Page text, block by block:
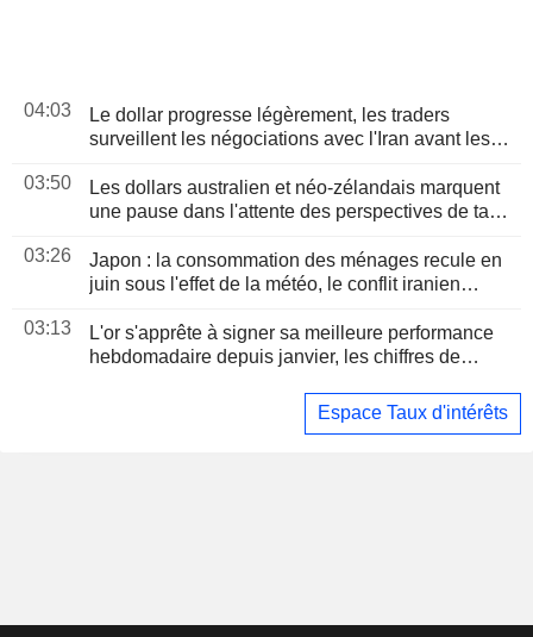
04:03
Le dollar progresse légèrement, les traders
surveillent les négociations avec l'Iran avant les
03:50
Les dollars australien et néo-zélandais marquent
une pause dans l'attente des perspectives de taux
03:26
Japon : la consommation des ménages recule en
juin sous l'effet de la météo, le conflit iranien
03:13
L'or s'apprête à signer sa meilleure performance
hebdomadaire depuis janvier, les chiffres de
Espace Taux d'intérêts